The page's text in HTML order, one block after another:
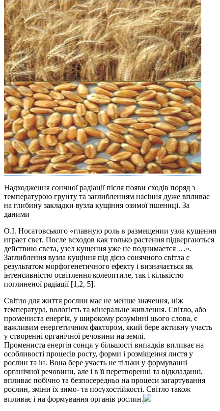
Надходження сончної радіації після появи сходів поряд з
температурою грунту та заглибленням насіння дуже впливає
на глибину закладки вузла кущіння озимої пшениці. За
даними
О.І. Носатовського «главную роль в размещении узла кущення
играет свет. После всходов как только растения підвергаються
действию света, узел кущення уже не поднимается …».
Заглиблення вузла кущіння під дією сонячного світла є
результатом морфогенетичного ефекту і визначається як
інтенсивністю освітлення колеоптиле, так і кількістю
поглиненої радіації [1,2, 5].
Світло для життя рослин має не менше зна­чення, ніж
температура, вологість та мінеральне живлення. Світло, або
промениста енергія, у широкому розумінні цього слова, є
важливим енергетичним фактором, який бе­ре активну участь
у створенні органічної речовини на землі.
Промениста енергія сонця у більшості випадків впливає на
особливості процесів росту, форми і розміщення листя у
рослин та ін. Вона бере участь не тільки у формуванні
органічної речовини, але і в її перетворенні та відкладанні,
впливає побічно та безпосередньо на процеси загартування
рослин, зміни їх зимо- та посухостійкості. Світло також
впливає і на формування органів рослин.